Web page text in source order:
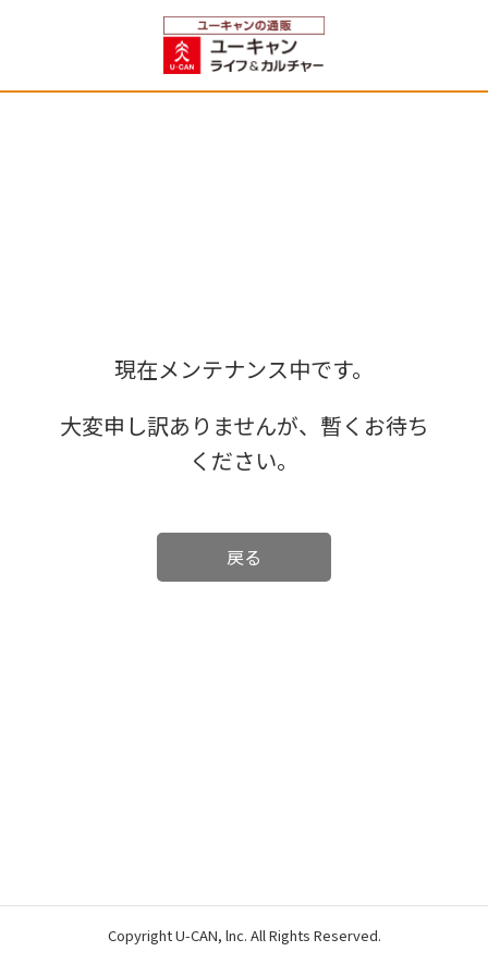
現在メンテナンス中です。
大変申し訳ありませんが、暫くお待ち
ください。
戻る
Copyright U-CAN, lnc. All Rights Reserved.